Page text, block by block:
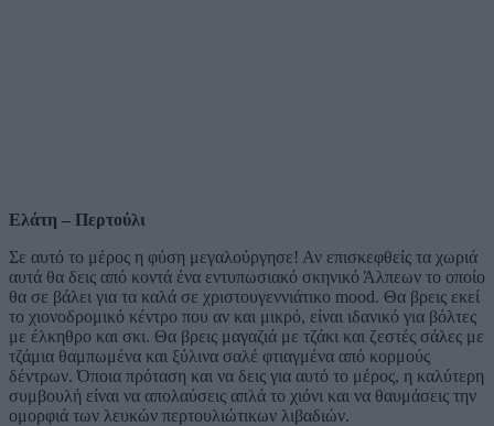
Ελάτη – Περτούλι
Σε αυτό το μέρος η φύση μεγαλούργησε! Αν επισκεφθείς τα χωριά
αυτά θα δεις από κοντά ένα εντυπωσιακό σκηνικό Άλπεων το οποίο
θα σε βάλει για τα καλά σε χριστουγεννιάτικο mood. Θα βρεις εκεί
το χιονοδρομικό κέντρο που αν και μικρό, είναι ιδανικό για βόλτες
με έλκηθρο και σκι. Θα βρεις μαγαζιά με τζάκι και ζεστές σάλες με
τζάμια θαμπωμένα και ξύλινα σαλέ φτιαγμένα από κορμούς
δέντρων. Όποια πρόταση και να δεις για αυτό το μέρος, η καλύτερη
συμβουλή είναι να απολαύσεις απλά το χιόνι και να θαυμάσεις την
ομορφιά των λευκών περτουλιώτικων λιβαδιών.